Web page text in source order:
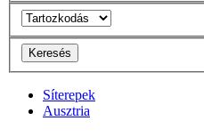
Keresés
Síterepek
Ausztria